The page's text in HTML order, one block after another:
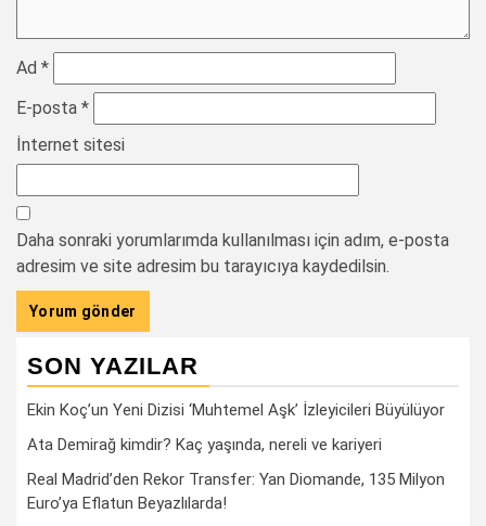
Ad *
E-posta *
İnternet sitesi
Daha sonraki yorumlarımda kullanılması için adım, e-posta
adresim ve site adresim bu tarayıcıya kaydedilsin.
SON YAZILAR
Ekin Koç’un Yeni Dizisi ‘Muhtemel Aşk’ İzleyicileri Büyülüyor
Ata Demirağ kimdir? Kaç yaşında, nereli ve kariyeri
Real Madrid’den Rekor Transfer: Yan Diomande, 135 Milyon
Euro’ya Eflatun Beyazlılarda!